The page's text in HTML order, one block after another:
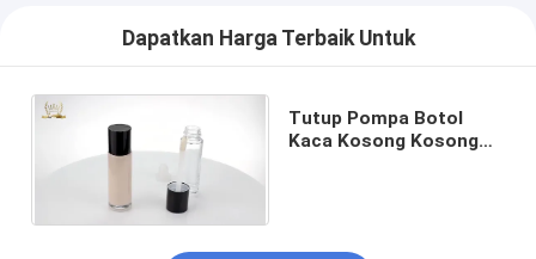
Dapatkan Harga Terbaik Untuk
Tutup Pompa Botol
Kaca Kosong Kosong